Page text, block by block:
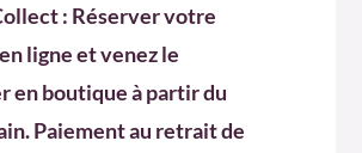
LORRAINE
33
CL
: Réserver votre
ligne et venez le
en boutique à partir du
Paiement au retrait de